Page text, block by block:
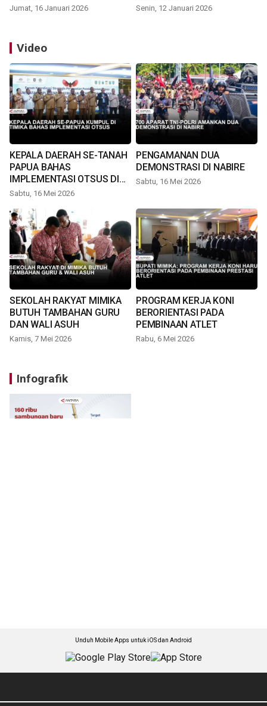
Jumat, 16 Januari 2026 Senin, 12 Januari 2026
Video
KEPALA DAERAH SE-TANAH
PAPUA BAHAS
IMPLEMENTASI OTSUS DI
TIMIKA
Sabtu, 16 Mei 2026
PENGAMANAN DUA
DEMONSTRASI DI NABIRE
Sabtu, 16 Mei 2026
SEKOLAH RAKYAT MIMIKA
BUTUH TAMBAHAN GURU
DAN WALI ASUH
Kamis, 7 Mei 2026
PROGRAM KERJA KONI
BERORIENTASI PADA
PEMBINAAN ATLET
Rabu, 6 Mei 2026
Infografik
Unduh Mobile Apps untuk iOS dan Android